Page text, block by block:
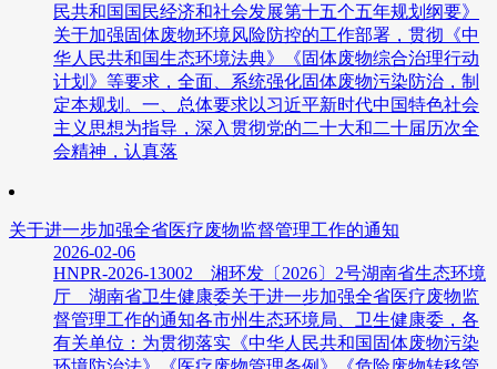
民共和国国民经济和社会发展第十五个五年规划纲要》
关于加强固体废物环境风险防控的工作部署，贯彻《中
华人民共和国生态环境法典》《固体废物综合治理行动
计划》等要求，全面、系统强化固体废物污染防治，制
定本规划。一、总体要求以习近平新时代中国特色社会
主义思想为指导，深入贯彻党的二十大和二十届历次全
会精神，认真落
关于进一步加强全省医疗废物监督管理工作的通知
2026-02-06
HNPR-2026-13002 湘环发〔2026〕2号湖南省生态环境
厅 湖南省卫生健康委关于进一步加强全省医疗废物监
督管理工作的通知各市州生态环境局、卫生健康委，各
有关单位：为贯彻落实《中华人民共和国固体废物污染